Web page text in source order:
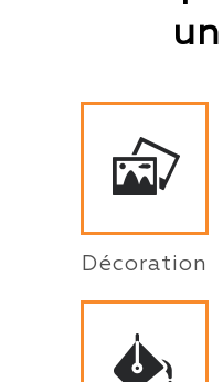
Décoration